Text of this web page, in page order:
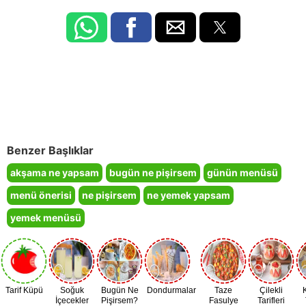
Benzer Başlıklar
akşama ne yapsam bugün ne pişirsem
günün menüsü
menü önerisi
ne pişirsem
ne yemek yapsam
yemek menüsü
Tarif Küpü
Soğuk
İçecekler
Bugün Ne
Pişirsem?
Dondurmalar
Taze
Fasulye
Çilekli
Tarifleri